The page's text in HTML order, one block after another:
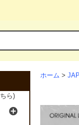
ホーム >
ら)